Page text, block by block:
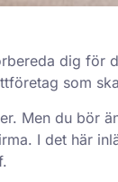
dig för
som
. Men du bör
I det här